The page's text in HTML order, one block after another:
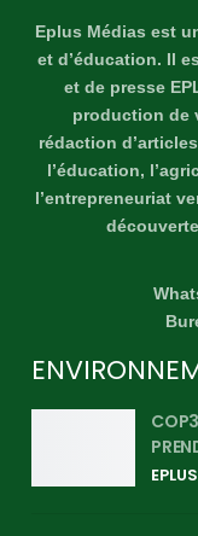
Eplus Médias est
et d’éducation. Il
et de presse
production de
rédaction
l’éducation,
l’entrepreneuriat